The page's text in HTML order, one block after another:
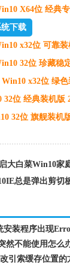
X64位 经典
下载
x32位 可靠
32位 珍藏稳
x32位 绿
位 经典装机版
32位 旗舰装机
大白菜Win10家
总是弹出剪切
然不能使用怎么
引索缓存位置的